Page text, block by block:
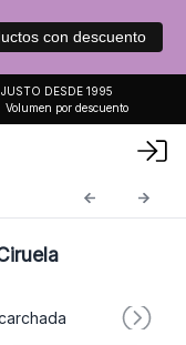
con descuento
DESDE 1995
Volumen por descuento